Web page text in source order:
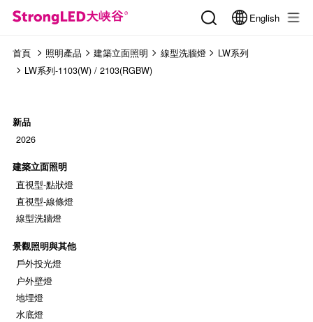
English
首頁 照明產品 建築立面照明 線型洗牆燈
LW系列
LW系列-1103(W) / 2103(RGBW)
新品
2026
建築立面照明
直視型-點狀燈
直視型-線條燈
線型洗牆燈
景觀照明與其他
戶外投光燈
户外壁燈
地埋燈
水底燈